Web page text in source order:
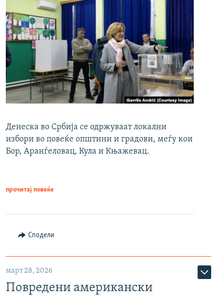
Денеска во Србија се одржуваат локални
избори во повеќе општини и градови, меѓу кои
Бор, Аранѓеловац, Кула и Књажевац.
прочитај повеќе
Сподели
март 28, 2026
Повредени американски